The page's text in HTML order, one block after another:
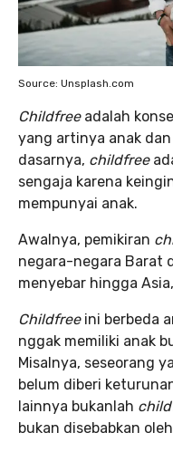
Source: Unsplash.com
Childfreeadalah
yang artinya anak dan
dasarnya, childfree
sengaja karena
mempunyai anak.
Awalnya, pemikiran
negara-negara Barat
menyebar hingga
Childfree ini berbeda
nggak memiliki anak
Misalnya, seseorang
belum diberi
lainnya bukanlah
bukan disebabkan